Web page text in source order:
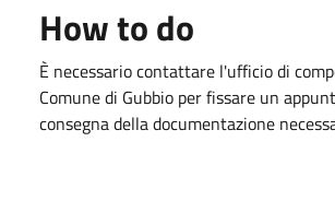
How to do
È necessario contattare l'ufficio di
Comune di Gubbio per fissare un
consegna della documentazione